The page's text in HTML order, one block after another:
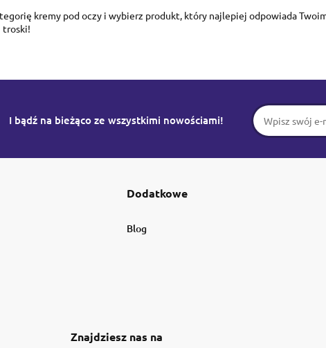
kremy pod oczy i wybierz produkt, który najlepiej odpowiada
troski!
I bądź na bieżąco ze wszystkimi nowościami!
Dodatkowe
Blog
Znajdziesz nas na